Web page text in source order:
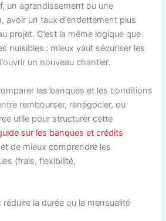
un agrandissement ou une
avoir un taux d’endettement plus
projet. C’est la même logique que
nuisibles : mieux vaut sécuriser les
un nouveau chantier.
les banques et les conditions
rembourser, renégocier, ou
utile pour structurer cette
sur les banques et crédits
de mieux comprendre les
(frais, flexibilité,
la durée ou la mensualité